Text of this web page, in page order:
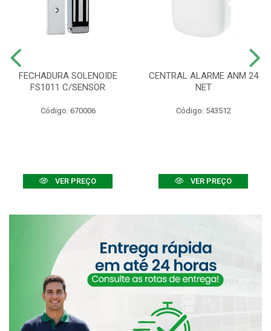
FECHADURA SOLENOIDE
FS1011 C/SENSOR
Código: 670006
VER PREÇO
CENTRAL ALARME ANM 24
NET
Código: 543512
VER PREÇO